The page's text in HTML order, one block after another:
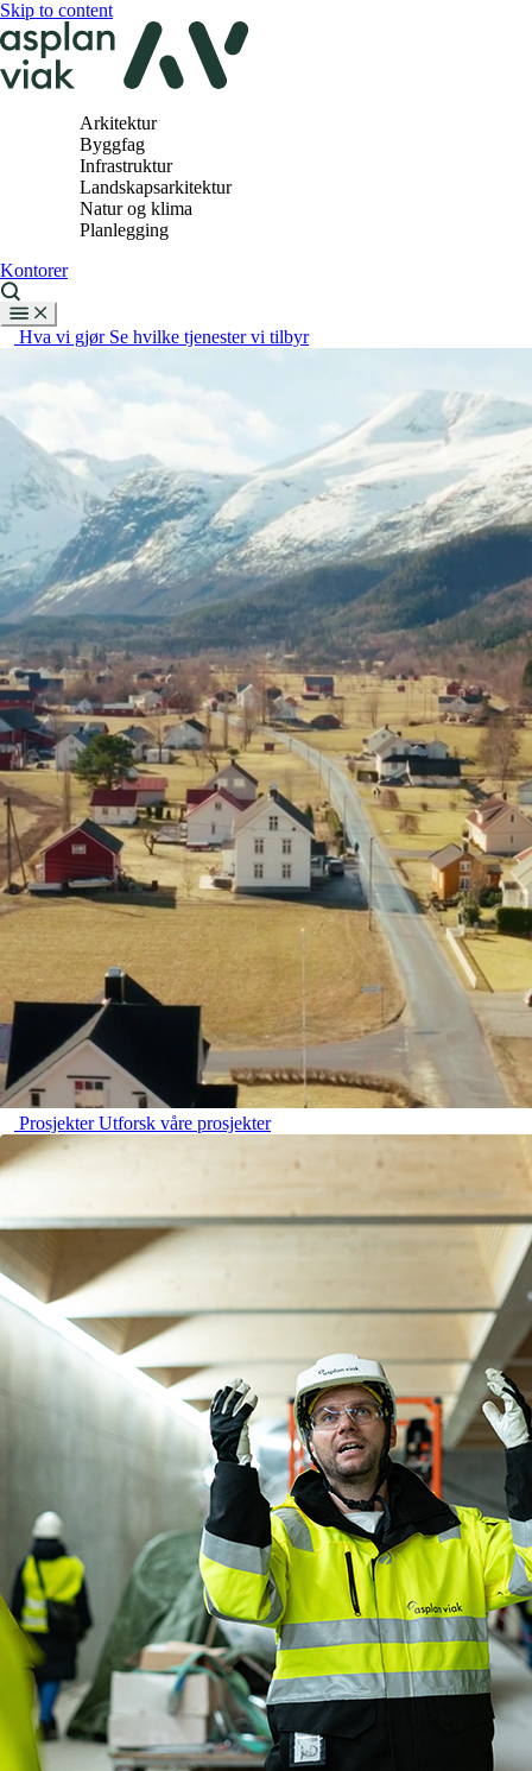
Skip to content
Arkitektur
Byggfag
Infrastruktur
Landskapsarkitektur
Natur og klima
Planlegging
Kontorer
Hva vi gjør Se hvilke tjenester vi tilbyr
ProsjekterUtforsk våre prosjekter